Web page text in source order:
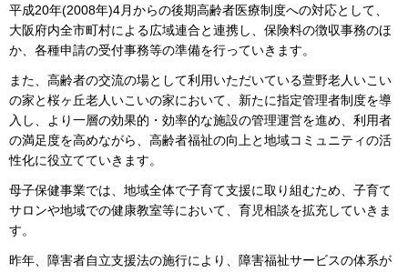
平成20年(2008年)4月からの後期高齢者医療制度への対応として、
大阪府内全市町村による広域連合と連携し、保険料の徴収事務のほ
か、各種申請の受付事務等の準備を行っていきます。
また、高齢者の交流の場として利用いただいている萱野老人いこい
の家と桜ヶ丘老人いこいの家において、新たに指定管理者制度を導
入し、より一層の効果的・効率的な施設の管理運営を進め、利用者
の満足度を高めながら、高齢者福祉の向上と地域コミュニティの活
性化に役立てていきます。
母子保健事業では、地域全体で子育て支援に取り組むため、子育て
サロンや地域での健康教室等において、育児相談を拡充していきま
す。
昨年、障害者自立支援法の施行により、障害福祉サービスの体系が